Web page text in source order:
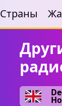
Страны